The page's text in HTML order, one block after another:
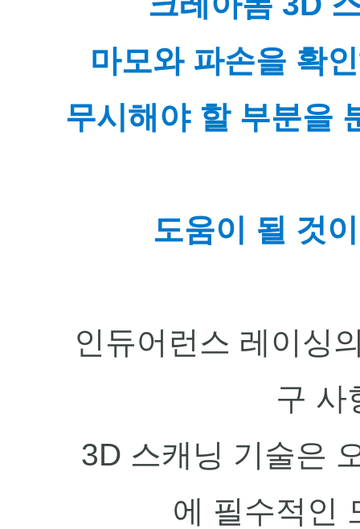
마모와 파손을 확
무시해야 할 부분을
도움이 될 것
인듀어런스 레이싱
구 사
3D 스캐닝 기술은
에 필수적인